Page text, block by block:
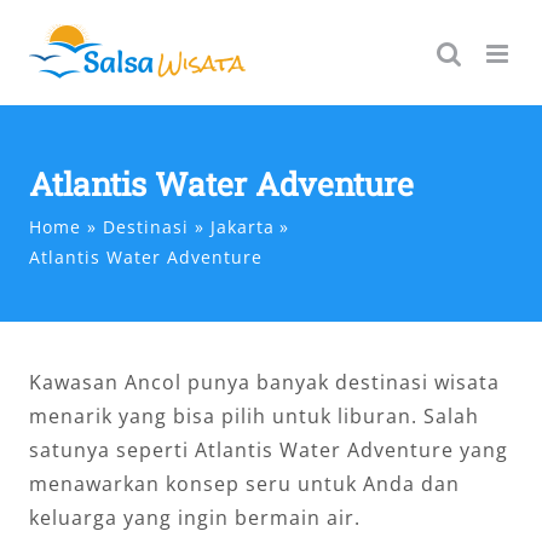
content
Atlantis Water Adventure
Home Destinasi
Jakarta
Atlantis Water Adventure
Kawasan Ancol punya banyak destinasi wisata
menarik yang bisa pilih untuk liburan. Salah
satunya seperti Atlantis Water Adventure yang
menawarkan konsep seru untuk Anda dan
keluarga yang ingin bermain air.